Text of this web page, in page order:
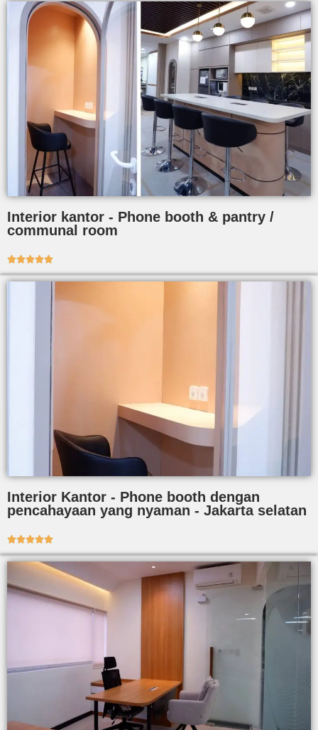
Interior kantor - Phone booth & pantry /
communal room

Interior Kantor - Phone booth dengan
pencahayaan yang nyaman - Jakarta selatan
